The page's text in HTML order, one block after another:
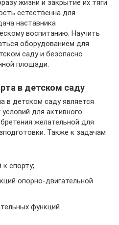
жизни и закрытие их тяги
естественна для
наставника
воспитанию. Научить
оборудованием для
саду и безопасно
площади.
в детском саду
в детском саду является
для активного
желательной для
Также к задачам
спорту;
опорно-двигательной
функций.